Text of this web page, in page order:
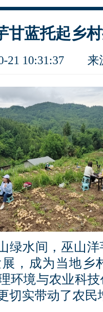
甘蓝托起乡
21 10:31:37 来
绿水间，巫山
，成为当地乡
环境与农业科
切实带动了农民